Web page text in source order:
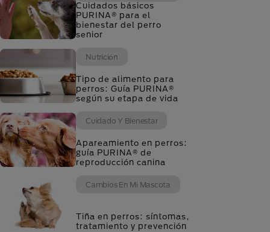
Cuidados básicos
PURINA® para el
bienestar del perro
senior
Nutrición
Tipo de alimento para
perros: Guía PURINA®
según su etapa de vida
Cuidado Y Bienestar
Apareamiento en perros:
guía PURINA® de
reproducción canina
Cambios En Mi Mascota
Tiña en perros: síntomas,
tratamiento y prevención